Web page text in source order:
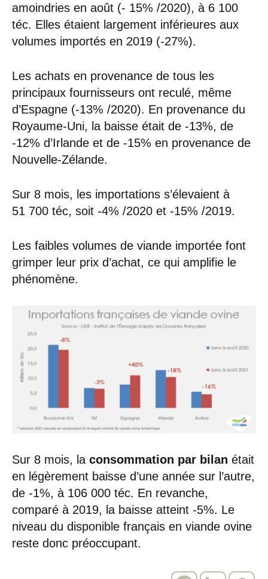
amoindries en août (- 15% /2020), à 6 100
téc. Elles étaient largement inférieures aux
volumes importés en 2019 (-27%).
Les achats en provenance de tous les
principaux fournisseurs ont reculé, même
d’Espagne (-13% /2020). En provenance du
Royaume-Uni, la baisse était de -13%, de
-12% d’Irlande et de -15% en provenance de
Nouvelle-Zélande.
Sur 8 mois, les importations s’élevaient à
51 700 téc, soit -4% /2020 et -15% /2019.
Les faibles volumes de viande importée font
grimper leur prix d’achat, ce qui amplifie le
phénomène.
Sur 8 mois, la consommation par bilan était
en légèrement baisse d’une année sur l’autre,
de -1%, à 106 000 téc. En revanche,
comparé à 2019, la baisse atteint -5%. Le
niveau du disponible français en viande ovine
reste donc préoccupant.